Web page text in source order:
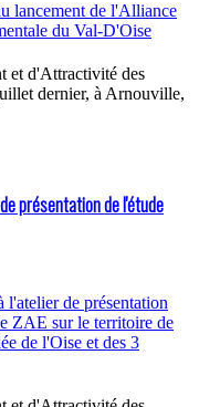
et d'Attractivité des
dernier, à Arnouville,
présentation de l'étude